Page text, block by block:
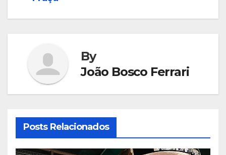
By
João Bosco Ferrari
Posts Relacionados